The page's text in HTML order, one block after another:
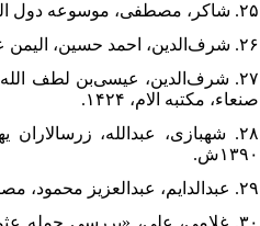
۲۵. شاکر، مصطفی، موسوعه دول العالم الإسلامی و رجالها، بیروت، دار العلم للملایین، ۱۹۹۳.
۲۶. شرف‌الدین، احمد حسین، الیمن عبر التاریخ دراسه جغرافیه تاریخیه سیاسیه شامله، صنعاء، السنه المحمدیه، ۱۹۶۴.
۲۷. شرف‌الدین، عیسی‌بن لطف الله
صنعاء، مکتبه الام، ۱۴۲۴.
۲۸. شهبازی، عبدالله،
۱۳۹۰ش.
۲۹. عبدالدایم، عبدالعزیز محمود، مصر فی عصری الممالیک و العثمانیین، قاهره، مکتبه نهضه الشرق، ۱۹۹۶.